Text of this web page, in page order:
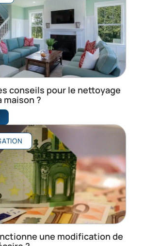
conseils pour le nettoyage
maison ?
une modification de